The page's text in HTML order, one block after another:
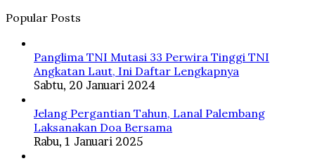
Popular Posts
Panglima TNI Mutasi 33 Perwira Tinggi TNI
Angkatan Laut, Ini Daftar Lengkapnya
Sabtu, 20 Januari 2024
Jelang Pergantian Tahun, Lanal Palembang
Laksanakan Doa Bersama
Rabu, 1 Januari 2025